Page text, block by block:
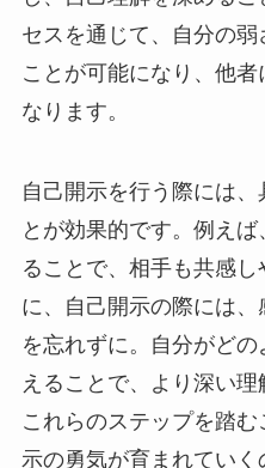
セスを通じて、自分の
ことが可能になり、他者
なります。
自己開示を行う際には
とが効果的です。例え
ることで、相手も共感
に、自己開示の際には
を忘れずに。自分がど
えることで、より深い理
これらのステップを踏
示の勇気が育まれていく